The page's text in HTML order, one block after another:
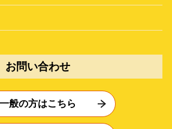
お問い合わせ
一般の方はこちら